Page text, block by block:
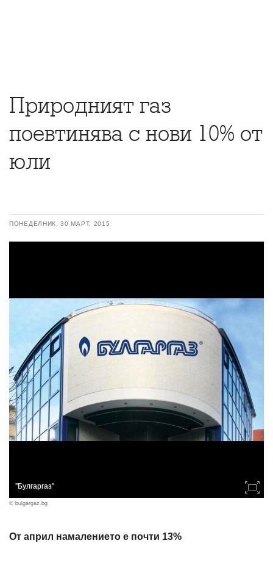
Природният газ
поевтинява с нови 10% от
юли
ПОНЕДЕЛНИК, 30 МАРТ, 2015
"Булгаргаз"
© bulgargaz.bg
От април намалението е почти 13%